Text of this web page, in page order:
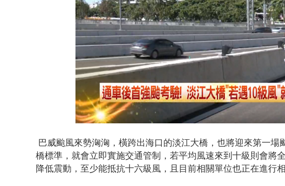
Unmute Loaded:
43.18%
巴威颱風來勢洶洶， 橫跨出海口的淡江大橋，也將迎來第一場
橋標準，就會立即實施交通管制，若平均風速來到十級則會將
降低震動，至少能抵抗十六級風，且 目前相關單位也正在進行